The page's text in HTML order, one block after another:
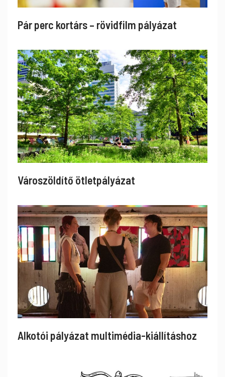
Pár perc kortárs – rövidfilm pályázat
Városzöldítő ötletpályázat
Alkotói pályázat multimédia-kiállításhoz